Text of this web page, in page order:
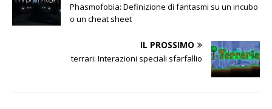
Phasmofobia: Definizione di fantasmi su un incubo
o un cheat sheet
IL PROSSIMO
terrari: Interazioni speciali sfarfallio